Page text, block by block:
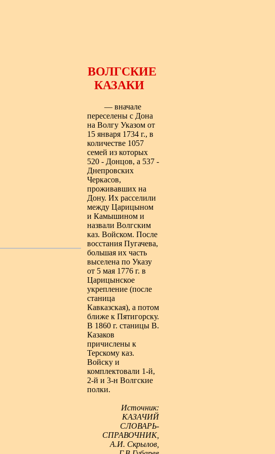
ВОЛГСКИЕ
КАЗАКИ
— вначале
переселены с Дона
на Волгу Указом от
15 января 1734 г., в
количестве 1057
семей из которых
520 - Донцов, а 537 -
Днепровских
Черкасов,
проживавших на
Дону. Их расселили
между Царицыном
и Камышином и
назвали Волгским
каз. Войском. После
восстания Пугачева,
большая их часть
выселена по Указу
от 5 мая 1776 г. в
Царицынское
укрепление (после
станица
Кавказская), а потом
ближе к Пятигорску.
В 1860 г. станицы В.
Казаков
причислены к
Терскому каз.
Войску и
комплектовали 1-й,
2-й и 3-н Волгские
полки.
Источник:
КАЗАЧИЙ
СЛОВАРЬ-
СПРАВОЧНИК,
А.И. Скрылов,